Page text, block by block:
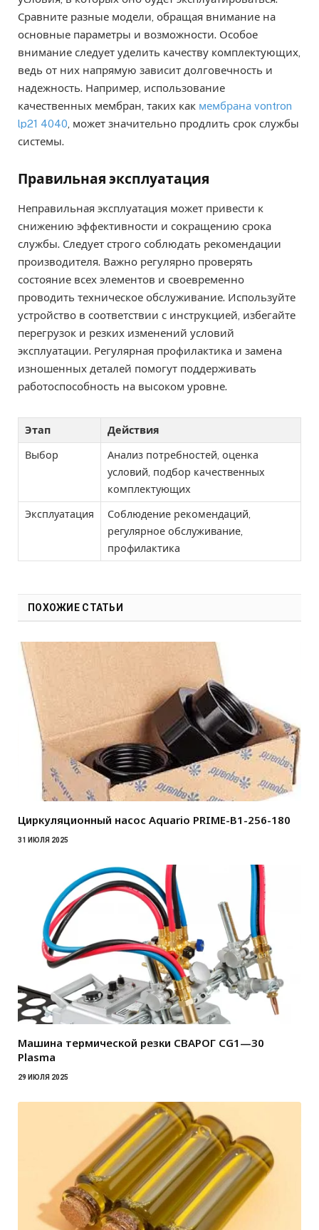
Сравните разные модели, обращая внимание на
основные параметры и возможности. Особое
внимание следует уделить качеству комплектующих,
ведь от них напрямую зависит долговечность и
надежность. Например, использование
качественных мембран, таких как мембрана vontron
lp21 4040 , может значительно продлить срок службы
системы.
Правильная эксплуатация
Неправильная эксплуатация может привести к
снижению эффективности и сокращению срока
службы. Следует строго соблюдать рекомендации
производителя. Важно регулярно проверять
состояние всех элементов и своевременно
проводить техническое обслуживание. Используйте
устройство в соответствии с инструкцией, избегайте
перегрузок и резких изменений условий
эксплуатации. Регулярная профилактика и замена
изношенных деталей помогут поддерживать
работоспособность на высоком уровне.
Этап Действия
Выбор
Анализ потребностей, оценка
условий, подбор качественных
комплектующих
Эксплуатация
Соблюдение рекомендаций,
регулярное обслуживание,
профилактика
ПОХОЖИЕ СТАТЬИ
Циркуляционный насос Aquario PRIME-B1-256-180
31 ИЮЛЯ 2025
Машина термической резки СВАРОГ CG1—30
Plasma
29 ИЮЛЯ 2025